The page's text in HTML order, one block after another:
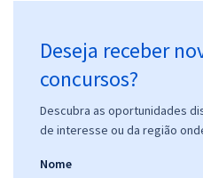
Economize
UFMT - Universidade Federal
Deseja receber
concursos?
Descubra as oportunidades
de interesse ou da região
Nome